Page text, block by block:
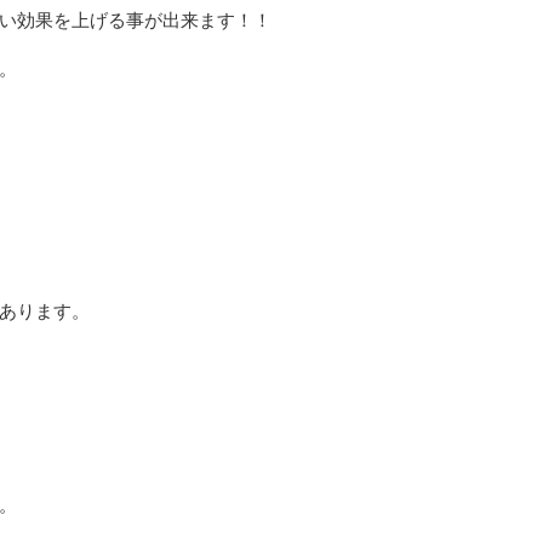
効果を上げる事が出来ます！！
ります。